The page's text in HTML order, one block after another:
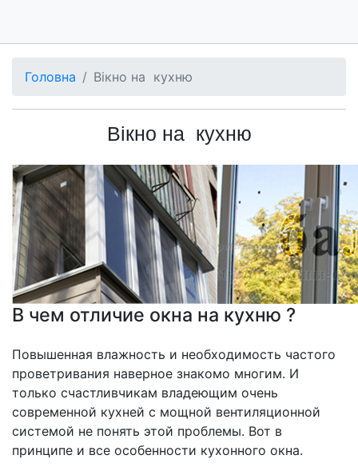
Головна Вікно на кухню
Вікно на кухню
В чем отличие окна на кухню ?
Повышенная влажность и необходимость частого
проветривания наверное знакомо многим. И
только счастливчикам владеющим очень
современной кухней с мощной вентиляционной
системой не понять этой проблемы. Вот в
принципе и все особенности кухонного окна.